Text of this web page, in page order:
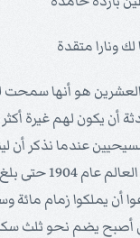
ونارا متقدة
هو أنها سمحت
أن يكون لهم غيرة
عندما نذكر أن
اتباعه بدأوا
أن يملكوا زمام
يضم نحو ثلث